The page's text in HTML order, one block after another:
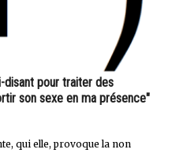
disant pour traiter des
son sexe en ma présence"
qui elle, provoque la non